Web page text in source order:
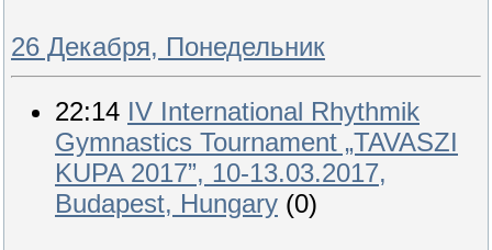
26 Декабря, Понедельник
22:14 IV International Rhythmik
Gymnastics Tournament „TAVASZI
KUPA 2017”, 10-13.03.2017,
Budapest, Hungary (0)